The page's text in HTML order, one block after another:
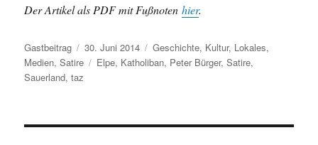
Der Artikel als PDF mit Fußnotenhier.
Autor
Gastbeitrag
Veröffentlicht
am
30. Juni 2014 Kategorien
Geschichte, Kultur, Lokales,
Medien,Satire Schlagwörter
Elpe, Katholiban, Peter Bürger,Satire,
Sauerland,taz